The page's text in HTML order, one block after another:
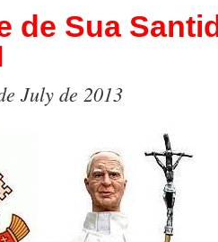
de Sua
July de 2013